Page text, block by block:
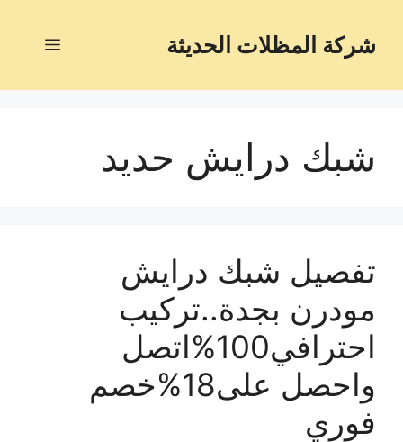
شركة المظلات الحديثة
شبك درايش حديد
تفصيل شبك درايش
مودرن بجدة..تركيب
احترافي100%اتصل
واحصل على18%خصم
فوري